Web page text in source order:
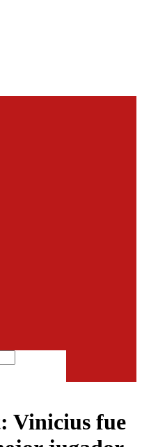
Vinicius fue